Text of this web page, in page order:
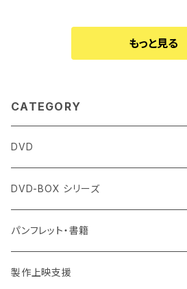
もっと見る
CATEGORY
DVD
個人視聴用
団体視聴用
DVD-BOX シリーズ
個人視聴用
団体視聴用
パンフレット・書籍
作品パンフレット
製作上映支援